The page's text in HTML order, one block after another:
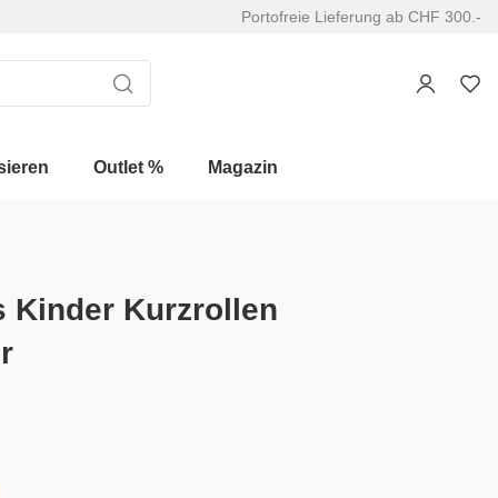
Portofreie Lieferung ab CHF 300.-
Outlet % Magazin
Kinder Kurzrollen